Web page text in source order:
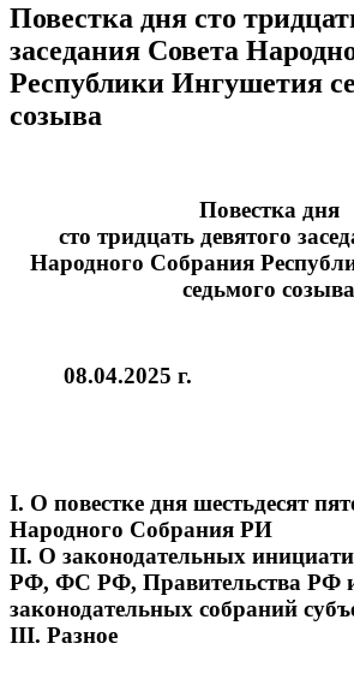
Повестка дня сто
заседания Совета
Республики Ингушетия
созыва
Повестка дня
сто тридцать девятого
Народного Собрания
седьмого созыва
08.04.2025 г.
I. О повестке дня шестьдесят
Народного Собрания РИ
II. О законодательных
РФ, ФС РФ, Правительства РФ
законодательных собраний
III. Разное